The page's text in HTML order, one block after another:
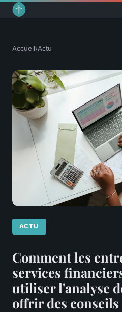
Accueil›Actu
ACTU
Comment les
services
utiliser l'analyse
offrir des